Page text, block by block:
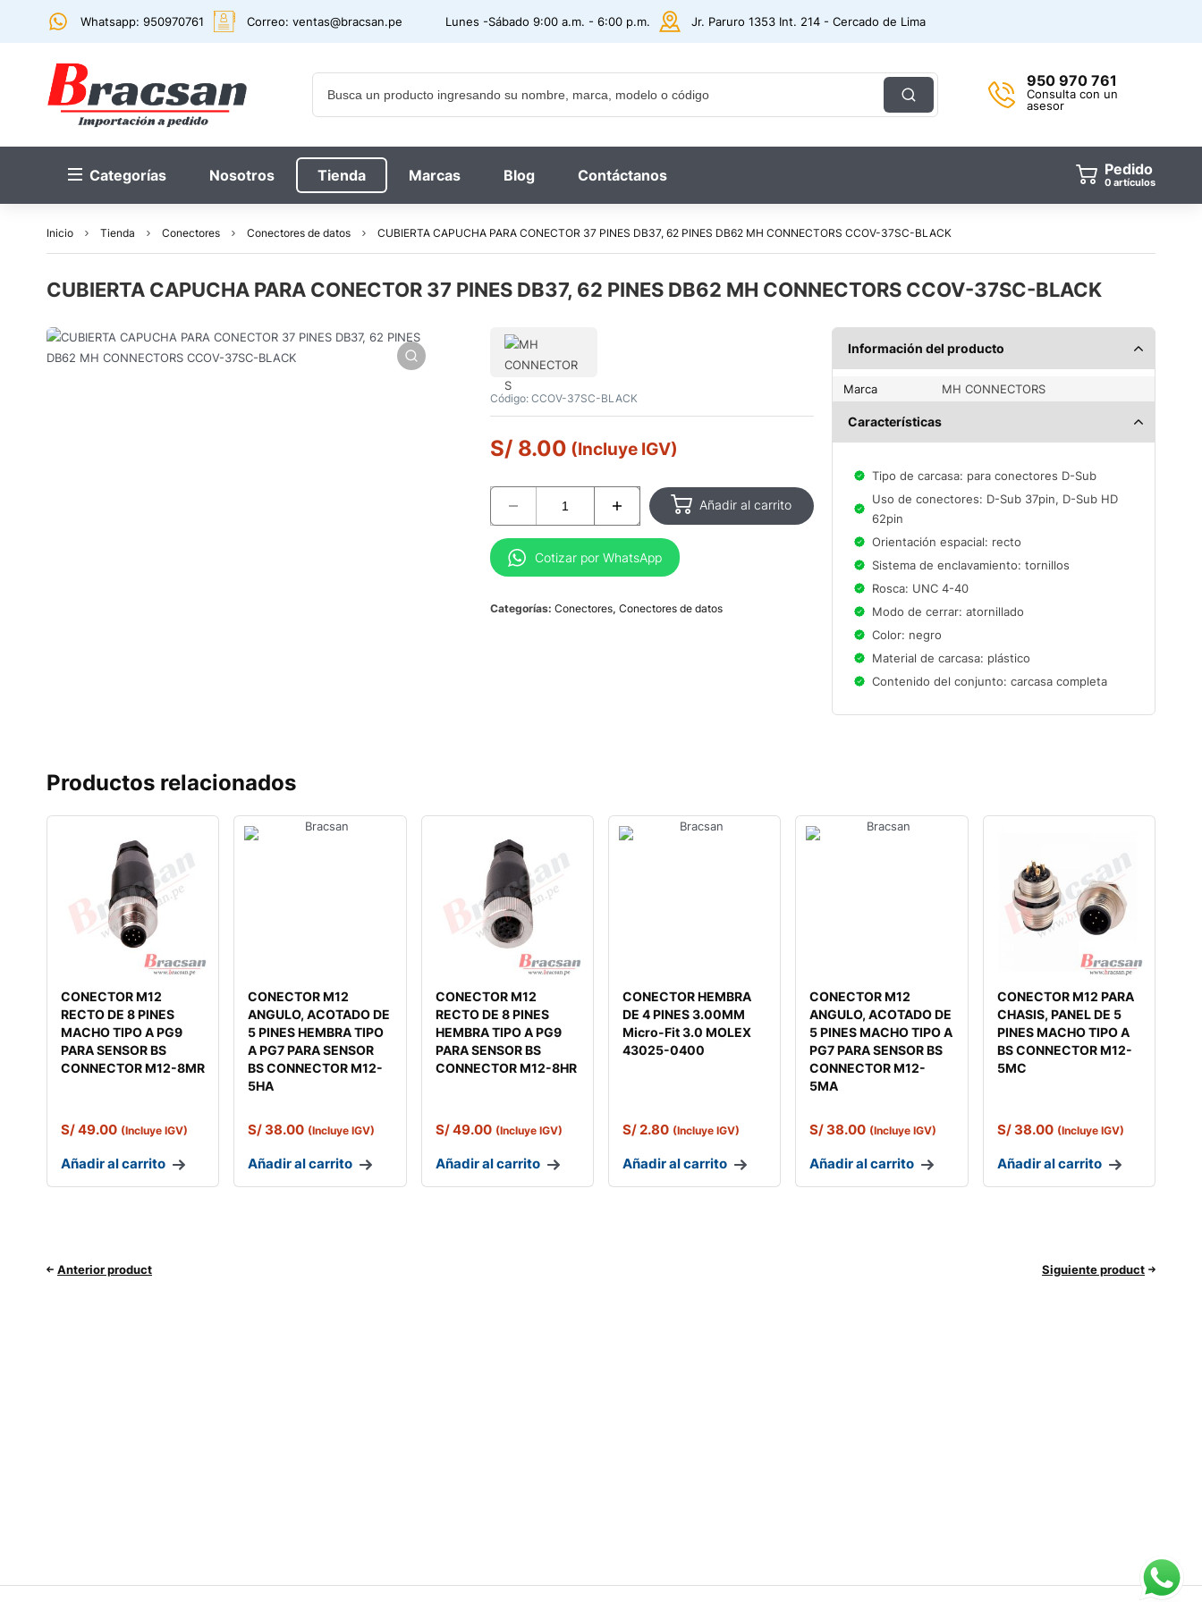
Whatsapp: 950970761 Correo: ventas@bracsan.pe Lunes -Sábado 9:00 a.m. - 6:00 p.m. Jr. Paruro 1353 Int. 214 - Cercado de Lima
950 970 761
Consulta con un
asesor
Categorías Nosotros Tienda Marcas Blog Contáctanos Pedido
0 artículos
Inicio Tienda Conectores Conectores de datos CUBIERTA CAPUCHA PARA CONECTOR 37 PINES DB37, 62 PINES DB62 MH CONNECTORS CCOV-37SC-BLACK
CUBIERTA CAPUCHA PARA CONECTOR 37 PINES DB37, 62 PINES DB62 MH CONNECTORS CCOV-37SC-BLACK
Código: CCOV-37SC-BLACK
S/ 8.00 (Incluye IGV)
Añadir al carrito
Cotizar por WhatsApp
Categorías: Conectores, Conectores de datos
Información del producto
Marca MH CONNECTORS
Características
Tipo de carcasa: para conectores D-Sub
Uso de conectores: D-Sub 37pin, D-Sub HD
62pin
Orientación espacial: recto
Sistema de enclavamiento: tornillos
Rosca: UNC 4-40
Modo de cerrar: atornillado
Color: negro
Material de carcasa: plástico
Contenido del conjunto: carcasa completa
Productos relacionados
CONECTOR M12
RECTO DE 8 PINES
MACHO TIPO A PG9
PARA SENSOR BS
CONNECTOR M12-8MR
S/49.00 (Incluye IGV)
Añadir al carrito
CONECTOR M12
ANGULO, ACOTADO DE
5 PINES HEMBRA TIPO
A PG7 PARA SENSOR
BS CONNECTOR M12-
5HA
S/38.00 (Incluye IGV)
Añadir al carrito
CONECTOR M12
RECTO DE 8 PINES
HEMBRA TIPO A PG9
PARA SENSOR BS
CONNECTOR M12-8HR
S/49.00 (Incluye IGV)
Añadir al carrito
CONECTOR HEMBRA
DE 4 PINES 3.00MM
Micro-Fit 3.0 MOLEX
43025-0400
S/2.80 (Incluye IGV)
Añadir al carrito
CONECTOR M12
ANGULO, ACOTADO DE
5 PINES MACHO TIPO A
PG7 PARA SENSOR BS
CONNECTOR M12-
5MA
S/38.00 (Incluye IGV)
Añadir al carrito
CONECTOR M12 PARA
CHASIS, PANEL DE 5
PINES MACHO TIPO A
BS CONNECTOR M12-
5MC
S/38.00 (Incluye IGV)
Añadir al carrito
Anterior product Siguiente product